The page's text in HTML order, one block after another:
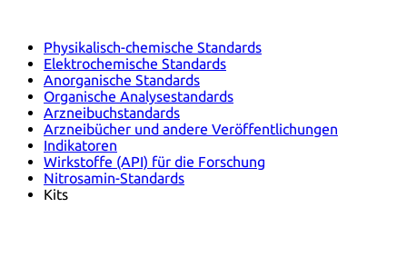
Physikalisch-chemische Standards
Elektrochemische Standards
Anorganische Standards
Organische Analysestandards
Arzneibuchstandards
Arzneibücher und andere Veröffentlichungen
Indikatoren
Wirkstoffe (API) für die Forschung
Nitrosamin-Standards
Kits